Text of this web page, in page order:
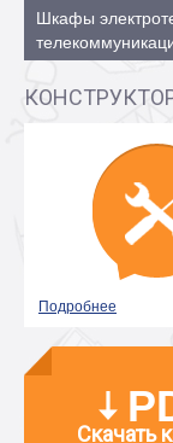
Шкафы
Подробнее
Скачать